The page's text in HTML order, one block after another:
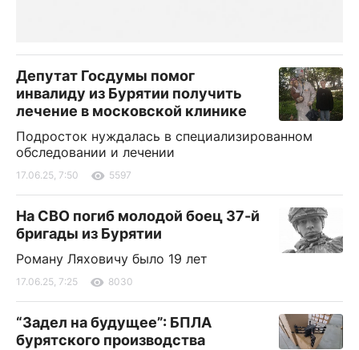
Депутат Госдумы помог
инвалиду из Бурятии получить
лечение в московской клинике
Подросток нуждалась в специализированном
обследовании и лечении
17.06.25, 7:50 5597
На СВО погиб молодой боец 37-й
бригады из Бурятии
Роману Ляховичу было 19 лет
17.06.25, 7:25 8030
“Задел на будущее”: БПЛА
бурятского производства